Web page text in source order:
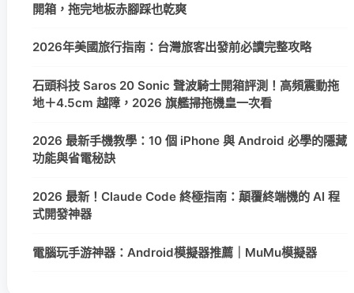
開箱，拖完地板赤腳踩也乾爽
2026年美國旅行指南：台灣旅客出發前必讀完整攻略
石頭科技 Saros 20 Sonic 聲波騎士開箱評測！高頻震動拖
地＋4.5cm 越障，2026 旗艦掃拖機皇一次看
2026 最新手機教學：10 個 iPhone 與 Android 必學的隱藏
功能與省電秘訣
2026 最新！Claude Code 終極指南：顛覆終端機的 AI 程
式開發神器
電腦玩手游神器：Android模擬器推薦｜MuMu模擬器